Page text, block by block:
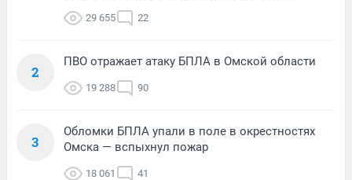
29 655 22
2
ПВО отражает атаку БПЛА в Омской области
19 288 90
3
Обломки БПЛА упали в поле в окрестностях
Омска — вспыхнул пожар
18 061 41